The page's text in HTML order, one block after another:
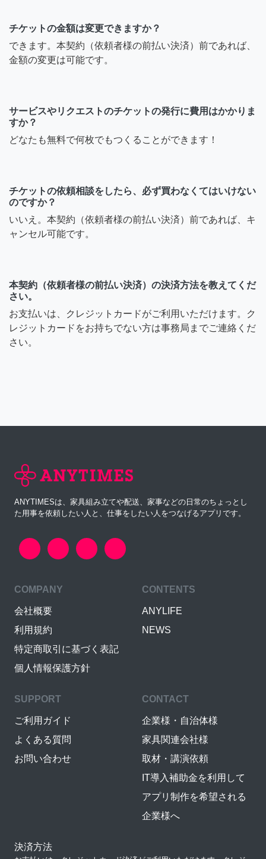
チケットの金額は変更できますか？
できます。本契約（依頼者様の前払い決済）前であれば、
金額の変更は可能です。
サービスやリクエストのチケットの発行に費用はかかりま
すか？
どなたも無料で何枚でもつくることができます！
チケットの依頼相談をしたら、必ず買わなくてはいけない
のですか？
いいえ。本契約（依頼者様の前払い決済）前であれば、キ
ャンセル可能です。
本契約（依頼者様の前払い決済）の決済方法を教えてくだ
さい。
お支払いは、クレジットカードがご利用いただけます。ク
レジットカードをお持ちでない方は事務局までご連絡くだ
さい。
ANYTIMESは、家具組み立てや配送、家事などの日常のちょっとし
た用事を依頼したい人と、仕事をしたい人をつなげるアプリです。
COMPANY
会社概要
利用規約
特定商取引に基づく表記
個人情報保護方針
CONTENTS
ANYLIFE
NEWS
SUPPORT
ご利用ガイド
よくある質問
お問い合わせ
CONTACT
企業様・自治体様
家具関連会社様
取材・講演依頼
IT導入補助金を利用して
アプリ制作を希望される
企業様へ
決済方法